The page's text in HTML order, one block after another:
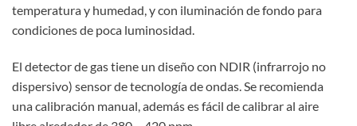
temperatura y humedad, y con iluminación de fondo para
condiciones de poca luminosidad.
El detector de gas tiene un diseño con NDIR (infrarrojo no
dispersivo) sensor de tecnología de ondas. Se recomienda
una calibración manual, además es fácil de calibrar al aire